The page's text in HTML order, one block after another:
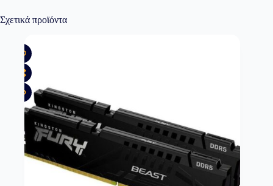
Σχετικά προϊόντα